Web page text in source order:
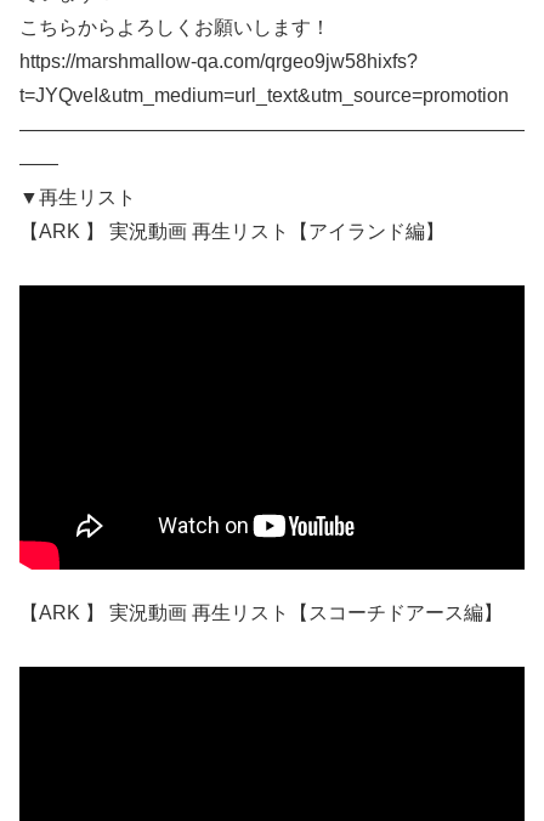
こちらからよろしくお願いします！
https://marshmallow-qa.com/qrgeo9jw58hixfs?
t=JYQveI&utm_medium=url_text&utm_source=promotion
――――――――――――――――――――――――――
――
▼再生リスト
【ARK 】 実況動画 再生リスト【アイランド編】
【ARK 】 実況動画 再生リスト【スコーチドアース編】